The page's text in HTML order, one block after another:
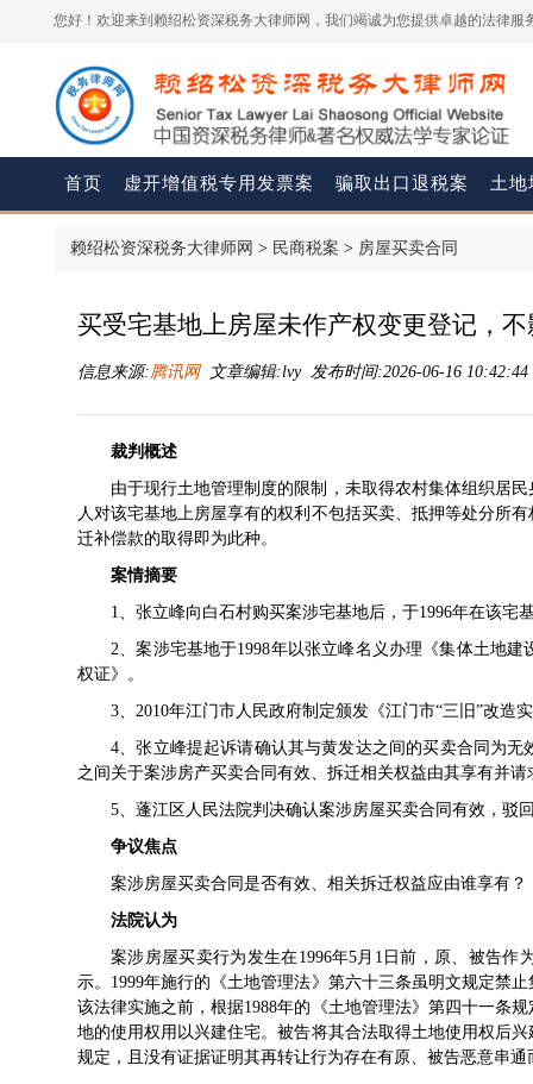
您好！欢迎来到赖绍松资深税务大律师网，我们竭诚为您提供卓越的法律服
首页 虚开增值税专用发票案 骗取出口退税案 土地
赖绍松资深税务大律师网 > 民商税案 > 房屋买卖合同
买受宅基地上房屋未作产权变更登记，
信息来源:腾讯网文章编辑:lvy 发布时间:2026-06-16
裁判概述
由于现行土地管理制度的限制，未取得农村集体组织居
人对该宅基地上房屋享有的权利不包括买卖、抵押等处分所
迁补偿款的取得即为此种。
案情摘要
1、张立峰向白石村购买案涉宅基地后，于1996年在该
2、案涉宅基地于1998年以张立峰名义办理《集体土地
权证》。
3、2010年江门市人民政府制定颁发《江门市“三旧”改造
4、张立峰提起诉请确认其与黄发达之间的买卖合同为
之间关于案涉房产买卖合同有效、拆迁相关权益由其享有并
5、蓬江区人民法院判决确认案涉房屋买卖合同有效，驳
争议焦点
案涉房屋买卖合同是否有效、相关拆迁权益应由谁享有？
法院认为
案涉房屋买卖行为发生在1996年5月1日前，原、被告
示。1999年施行的《土地管理法》第六十三条虽明文规定禁
该法律实施之前，根据1988年的《土地管理法》第四十一条
地的使用权用以兴建住宅。被告将其合法取得土地使用权后
规定，且没有证据证明其再转让行为存在有原、被告恶意串